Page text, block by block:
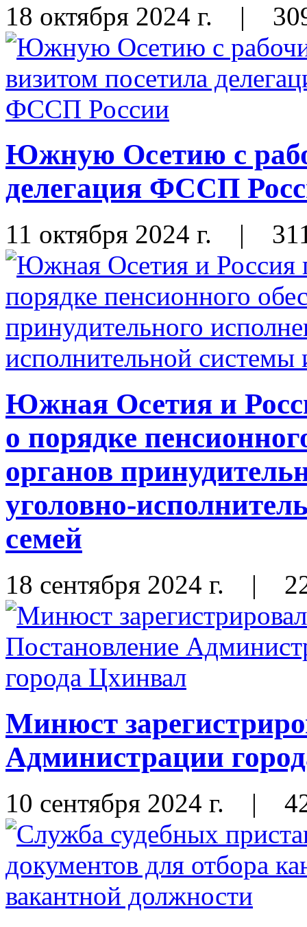
18 октября 2024 г. |
Южную Осетию с
делегация ФССП
11 октября 2024 г. |
Южная Осетия и
о порядке
органов
уголовно-
семей
18 сентября 2024 г. |
Минюст
Администрации
10 сентября 2024 г. |